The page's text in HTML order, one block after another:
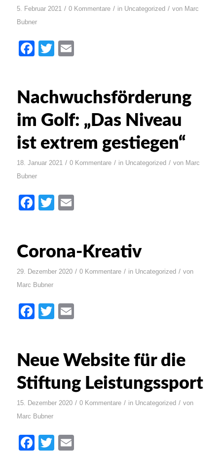
5. Februar 2021 / 0 Kommentare / in Uncategorized / von Marc
Bubner
Facebook
Twitter
Nachwuchsförderung
im Golf: „Das Niveau
ist extrem gestiegen“
18. Januar 2021 / 0 Kommentare / in Uncategorized / von Marc
Bubner
Facebook
Twitter
Corona-Kreativ
29. Dezember 2020 / 0 Kommentare / in Uncategorized / von
Marc Bubner
Facebook
Twitter
Neue Website für die
Stiftung Leistungssport
15. Dezember 2020 / 0 Kommentare / in Uncategorized / von
Marc Bubner
Facebook
Twitter